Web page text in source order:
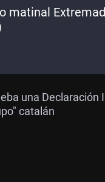
matinal
una Declaración
catalán